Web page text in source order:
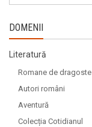
DOMENII
Literatură
Romane de dragoste
Autori români
Aventură
Colecția Cotidianul